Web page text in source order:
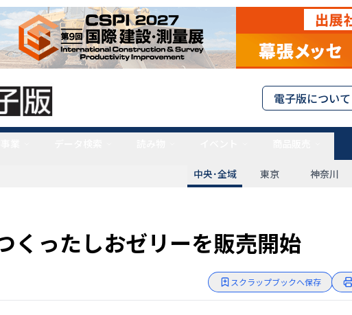
電子版について
中央･全域 東京 神奈川
くったしおゼリーを販売開始
スクラップブックへ保存